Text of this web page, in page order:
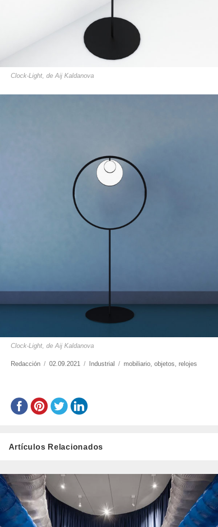
Clock-Light, de Aij Kaldanova
Clock-Light, de Aij Kaldanova
https://www.experimenta.es/author/redaccion/
Redacción
Publicado
02.09.2021 Categorías
Industrial Etiquetas
mobiliario,objetos, relojes
Artículos Relacionados